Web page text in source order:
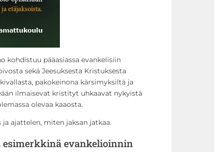
l
ä
y
l
a
kohdistuu pääasiassa evankelisiin
sekä Jeesuksesta Kristuksesta
pakokeinona kärsimyksiltä ja
ilmaisevat kristityt uhkaavat nykyistä
olevaa kaaosta.
ajattelen, miten jaksan jatkaa.
evankelioinnin